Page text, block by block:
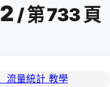
/ 第 733 頁